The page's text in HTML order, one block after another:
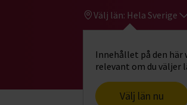
Välj län: Hela Sverige
Innehållet på den här
relevant om du väljer
Välj län nu
Gå till